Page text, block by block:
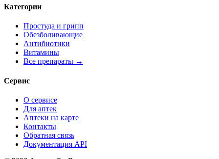
Категории
Простуда и грипп
Обезболивающие
Антибиотики
Витамины
Все препараты →
Сервис
О сервисе
Для аптек
Аптеки на карте
Контакты
Обратная связь
Документация API